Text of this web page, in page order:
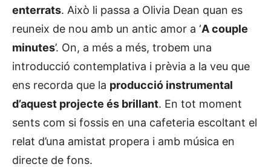
enterrats. Això li passa a Olivia Dean quan es
reuneix de nou amb un antic amor a ‘A couple
minutes’. On, a més a més, trobem una
introducció contemplativa i prèvia a la veu que
ens recorda que la producció instrumental
d’aquest projecte és brillant. En tot moment
sents com si fossis en una cafeteria escoltant el
relat d’una amistat propera i amb música en
directe de fons.